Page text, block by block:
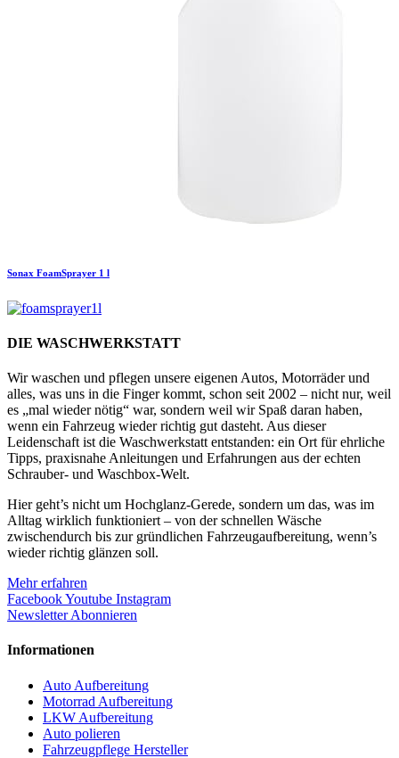
Sonax FoamSprayer 1 l
DIE WASCHWERKSTATT
Wir waschen und pflegen unsere eigenen Autos, Motorräder und
alles, was uns in die Finger kommt, schon seit 2002 – nicht nur, weil
es „mal wieder nötig“ war, sondern weil wir Spaß daran haben,
wenn ein Fahrzeug wieder richtig gut dasteht. Aus dieser
Leidenschaft ist die Waschwerkstatt entstanden: ein Ort für ehrliche
Tipps, praxisnahe Anleitungen und Erfahrungen aus der echten
Schrauber- und Waschbox-Welt.
Hier geht’s nicht um Hochglanz-Gerede, sondern um das, was im
Alltag wirklich funktioniert – von der schnellen Wäsche
zwischendurch bis zur gründlichen Fahrzeugaufbereitung, wenn’s
wieder richtig glänzen soll.
Mehr erfahren
FacebookYoutube Instagram
Newsletter Abonnieren
Informationen
Auto Aufbereitung
Motorrad Aufbereitung
LKW Aufbereitung
Auto polieren
Fahrzeugpflege Hersteller